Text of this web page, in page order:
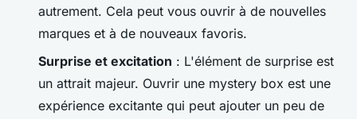
autrement. Cela peut vous ouvrir à de nouvelles
marques et à de nouveaux favoris.
Surprise et excitation : L'élément de surprise est
un attrait majeur. Ouvrir une mystery box est une
expérience excitante qui peut ajouter un peu de